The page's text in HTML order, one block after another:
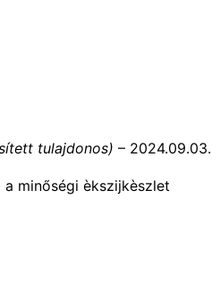
tulajdonos) – 2024.09.03.
minőségi èkszijkèszlet